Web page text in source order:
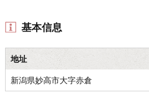
基本信息
地址
新潟県妙高市大字赤倉